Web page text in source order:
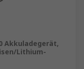
Akkuladegerät,
Lithium-